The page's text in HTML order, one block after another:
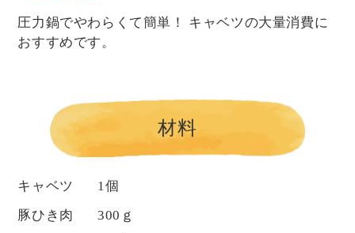
圧力鍋でやわらくて簡単！ キャベツの大量消費に
おすすめです。
材料
キャベツ
1個
豚ひき肉
300ｇ